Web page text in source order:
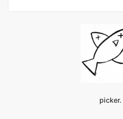
picker.